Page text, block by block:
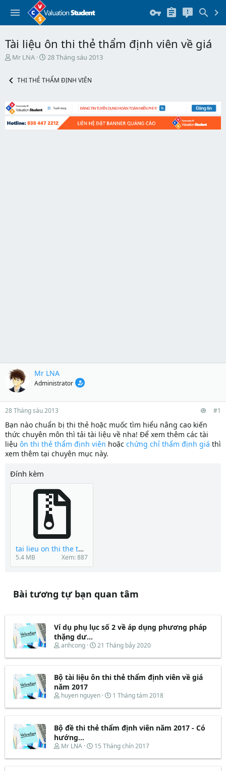
Tài liệu ôn thi thẻ thẩm định viên về giá
T
e
d
s
t
Mr LNA
N
y
t
đ
28 Tháng sáu 2013
THI THẺ THẨM ĐỊNH VIÊN
Mr LNA
Administrator
28 Tháng sáu 2013 #1
Bạn nào chuẩn bị thi thẻ hoặc muốc tìm hiểu nâng cao kiến
thức chuyên môn thì tải tài liệu về nha! Để xem thêm các tài
liệu ôn thi thẻ thẩm định viên hoặc chứng chỉ thẩm định giá thì
xem thêm tại chuyên mục này.
Đính kèm
tai lieu on thi the tham dinh vien ve gia 1.rar
5.4 MB Xem: 887
Bài tương tự bạn quan tâm
Ví dụ phụ lục số 2 về áp dụng phương pháp
thặng dư...
T
r
a
d
s
a
t
e
r
anhcong
N
à
b
t
ầ
21 Tháng bảy 2020
Bộ tài liệu ôn thi thẻ thẩm định viên về giá
năm 2017
T
r
a
d
s
a
huyen nguyen
N
à
b
t
ầ
1 Tháng tám 2018
Bộ đề thi thẻ thẩm định viên năm 2017 - Có
hướng...
T
r
Mr LNA
N
à
15 Tháng chín 2017